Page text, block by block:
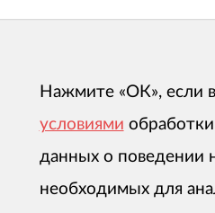
Нажмите «ОК», если
условиями
данных о поведении
необходимых для